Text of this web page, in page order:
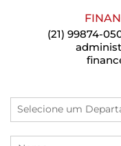
(21) 99874-